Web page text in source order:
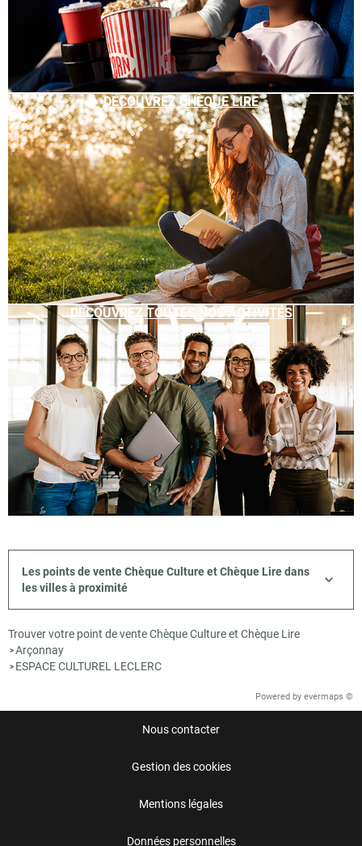
DÉCOUVREZ CHÈQUE LIRE
DÉCOUVREZ TOUTES NOS ACTIVITÉS
Les points de vente Chèque Culture et Chèque Lire dans
les villes à proximité
Trouver votre point de vente Chèque Culture et Chèque Lire
>Arçonnay
> ESPACE CULTUREL LECLERC
Powered by evermaps ©
Nous contacter
Gestion des cookies
Mentions légales
Données personnelles